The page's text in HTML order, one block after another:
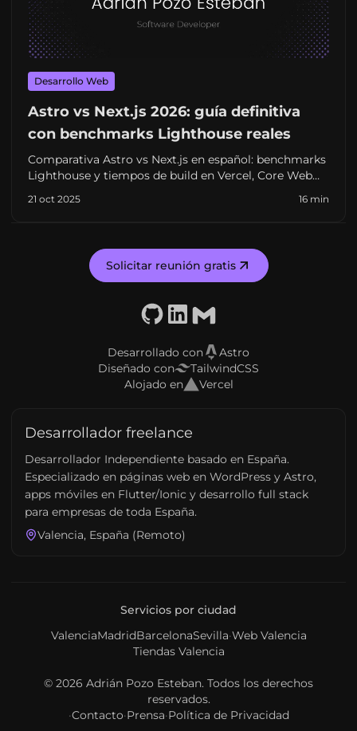
Desarrollo Web
Astro vs Next.js 2026: guía definitiva
con benchmarks Lighthouse reales
Comparativa Astro vs Next.js en español: benchmarks
Lighthouse y tiempos de build en Vercel, Core Web
21 oct 2025 16 min
Solicitar reunión gratis
GitHubLinkedIn
Email
Desarrollado con
Astro
Diseñado con
TailwindCSS
Alojado en
Vercel
Desarrollador freelance
Desarrollador Independiente basado en España.
Especializado en páginas web en WordPress y Astro,
apps móviles en Flutter/Ionic y desarrollo full stack
para empresas de toda España.
Valencia, España (Remoto)
Servicios por ciudad
ValenciaMadridBarcelonaSevilla·Web Valencia
Tiendas Valencia
© 2026 Adrián Pozo Esteban. Todos los derechos
reservados.
·Contacto·Prensa·Política de Privacidad